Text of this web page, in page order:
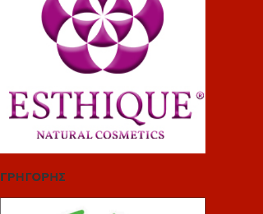
ΓΡΗΓΟΡΗΣ